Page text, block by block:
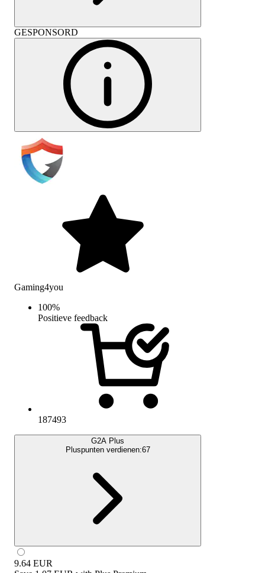
GESPONSORD
Gaming4you
100%
Positieve feedback
187493
G2A Plus
Pluspunten verdienen:67
9.64 EUR